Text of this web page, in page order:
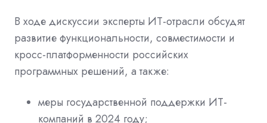
В ходе дискуссии эксперты ИТ-отрасли обсудят
развитие функциональности, совместимости и
кросс-платформенности российских
программных решений, а также:
меры государственной поддержки ИТ-
компаний в 2024 году;